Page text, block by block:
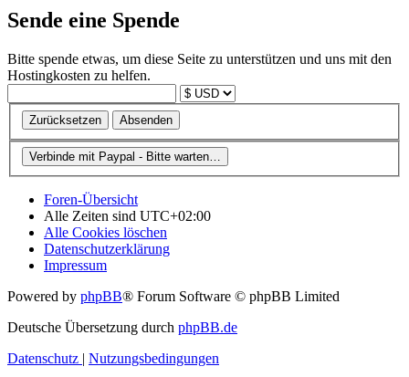
Sende eine Spende
Bitte spende etwas, um diese Seite zu unterstützen und uns mit den
Hostingkosten zu helfen.
Foren-Übersicht
Alle Zeiten sind UTC+02:00
Alle Cookies löschen
Datenschutzerklärung
Impressum
Powered by phpBB® Forum Software © phpBB Limited
Deutsche Übersetzung durch phpBB.de
Datenschutz
Nutzungsbedingungen